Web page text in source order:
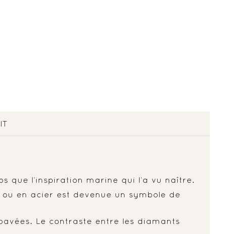
que l’inspiration marine qui l’a vu naître.
en acier est devenue un symbole de
Le contraste entre les diamants